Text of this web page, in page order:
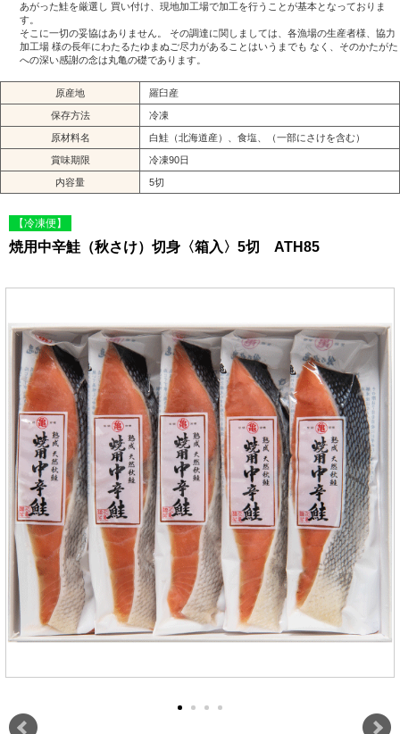
あがった鮭を厳選し 買い付け、現地加工場で加工を行うことが基本となっておりま
す。
そこに一切の妥協はありません。 その調達に関しましては、各漁場の生産者様、協力
加工場 様の長年にわたるたゆまぬご尽力があることはいうまでも なく、そのかたがた
への深い感謝の念は丸亀の礎であります。
原産地 羅臼産
保存方法 冷凍
原材料名 白鮭（北海道産）、食塩、（一部にさけを含む）
賞味期限 冷凍90日
内容量 5切
【冷凍便】
焼用中辛鮭（秋さけ）切身〈箱入〉5切 ATH85